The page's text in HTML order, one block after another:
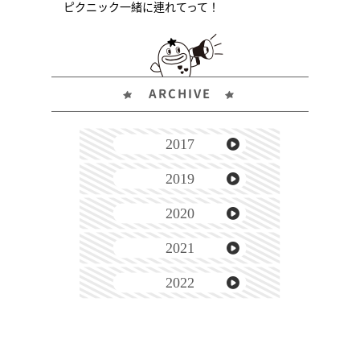
ピクニック一緒に連れてって！
ARCHIVE
2017
2019
2020
2021
2022